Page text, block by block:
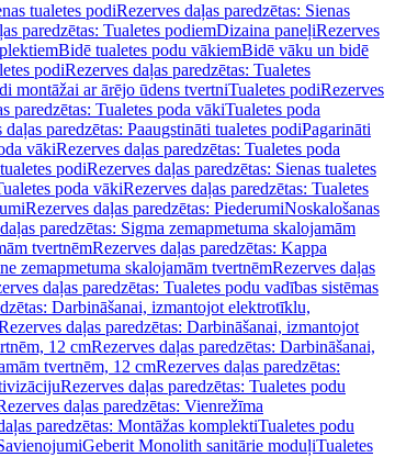
tualetes podiRezerves daļas paredzētas: Sienas
paredzētas: Tualetes podiemDizaina paneļiRezerves
Bidē tualetes podu vākiemBidē vāku un bidē
podiRezerves daļas paredzētas: Tualetes
montāžai ar ārējo ūdens tvertniTualetes podiRezerves
paredzētas: Tualetes poda vākiTualetes poda
daļas paredzētas: Paaugstināti tualetes podiPagarināti
vākiRezerves daļas paredzētas: Tualetes poda
podiRezerves daļas paredzētas: Sienas tualetes
poda vākiRezerves daļas paredzētas: Tualetes
Rezerves daļas paredzētas: PiederumiNoskalošanas
paredzētas: Sigma zemapmetuma skalojamām
tvertnēmRezerves daļas paredzētas: Kappa
zemapmetuma skalojamām tvertnēmRezerves daļas
daļas paredzētas: Tualetes podu vadības sistēmas
Darbināšanai, izmantojot elektrotīklu,
daļas paredzētas: Darbināšanai, izmantojot
12 cmRezerves daļas paredzētas: Darbināšanai,
tvertnēm, 12 cmRezerves daļas paredzētas:
Rezerves daļas paredzētas: Tualetes podu
daļas paredzētas: Vienrežīma
paredzētas: Montāžas komplektiTualetes podu
Geberit Monolith sanitārie moduļiTualetes